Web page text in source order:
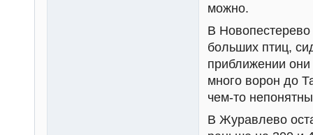
можно.
В Новопестерево
больших птиц,
приближении
много ворон до
чем-то
В Журавлево